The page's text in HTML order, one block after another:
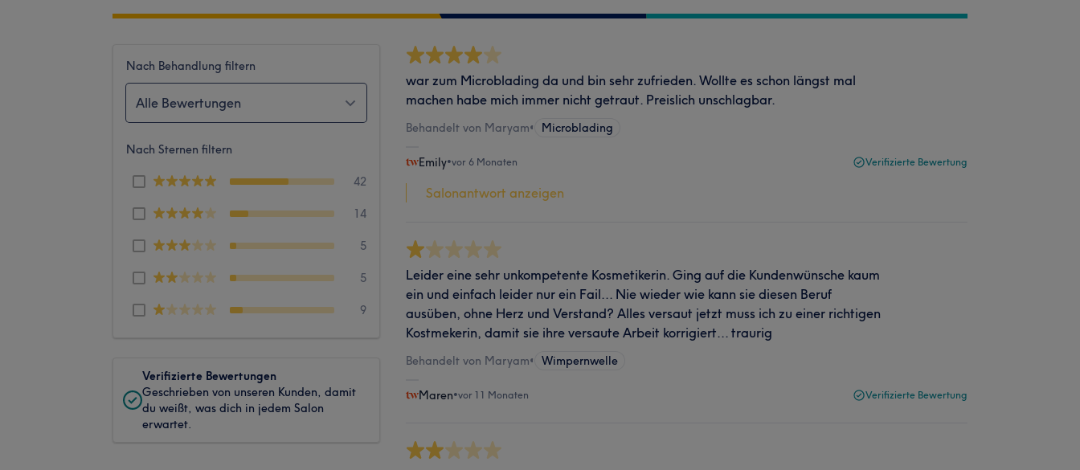
Nach Behandlung filtern
Alle Bewertungen
Nach Sternen filtern
42
14
5
5
9
Verifizierte Bewertungen
Geschrieben von unseren Kunden, damit
du weißt, was dich in jedem Salon
erwartet.
war zum Microblading da und bin sehr zufrieden. Wollte es schon längst mal
machen habe mich immer nicht getraut. Preislich unschlagbar.
Behandelt von Maryam• Microblading
Emily•vor 6 Monaten Verifizierte Bewertung
Salonantwort anzeigen
Leider eine sehr unkompetente Kosmetikerin. Ging auf die Kundenwünsche kaum
ein und einfach leider nur ein Fail... Nie wieder wie kann sie diesen Beruf
ausüben, ohne Herz und Verstand? Alles versaut jetzt muss ich zu einer richtigen
Kostmekerin, damit sie ihre versaute Arbeit korrigiert... traurig
Behandelt von Maryam• Wimpernwelle
Maren•vor 11 Monaten Verifizierte Bewertung